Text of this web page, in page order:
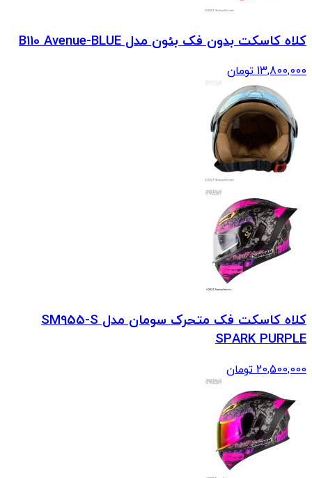
کلاه کاسکت بدون فک بئون مدل B110 Avenue-BLUE
13,800,000 تومان
کلاه کاسکت فک متحرک سومان مدل SM955-S
SPARK PURPLE
20,500,000 تومان